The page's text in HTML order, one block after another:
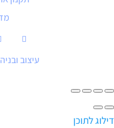
עיצוב
דילוג לתוכן